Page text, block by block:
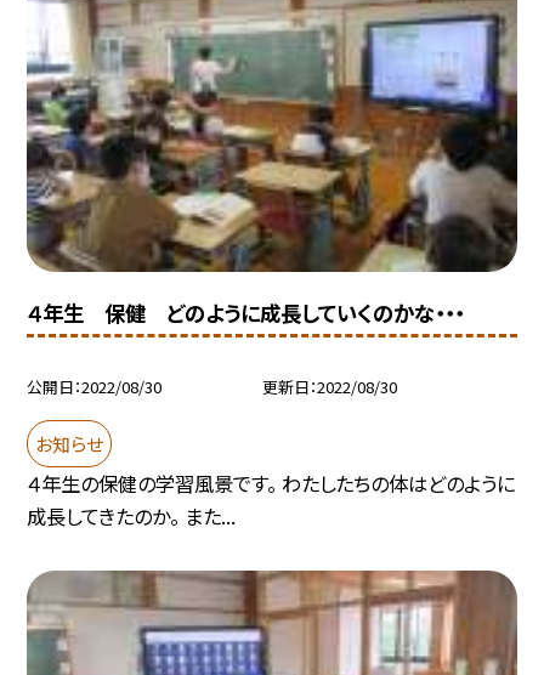
４年生 保健 どのように成長していくのかな・・・
公開日 2022/08/30 更新日 2022/08/30
お知らせ
４年生の保健の学習風景です。 わたしたちの体はどのように
成長してきたのか。 また...